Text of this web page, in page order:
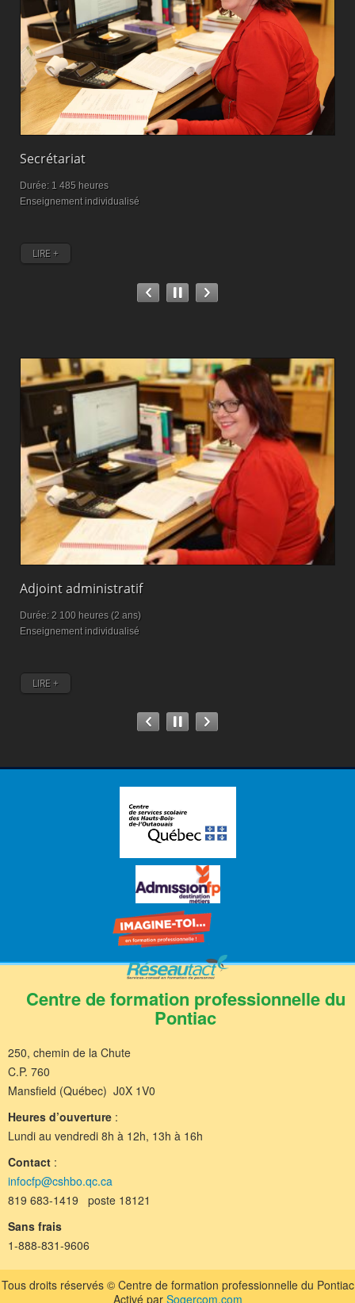
Secrétariat
Durée: 1 485 heures
Enseignement individualisé
LIRE +
Adjoint administratif
Durée: 2 100 heures (2 ans)
Enseignement individualisé
LIRE +
Centre de formation professionnelle du
Pontiac
250, chemin de la Chute
C.P. 760
Mansfield (Québec) J0X 1V0
Heures d’ouverture :
Lundi au vendredi 8h à 12h, 13h à 16h
Contact :
infocfp@cshbo.qc.ca
819 683-1419 poste 18121
Sans frais
1-888-831-9606
Tous droits réservés © Centre de formation professionnelle du Pontiac
Activé par Sogercom.com